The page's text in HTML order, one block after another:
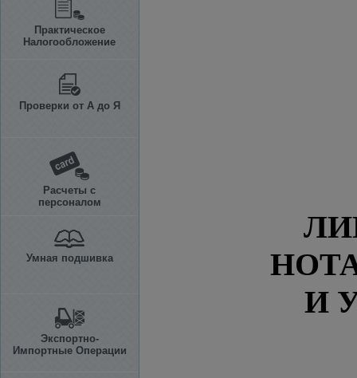
Практическое
Налогообложение
Проверки от А до Я
Расчеты с
персоналом
Умная подшивка
Экспортно-
Импортные Операции
И